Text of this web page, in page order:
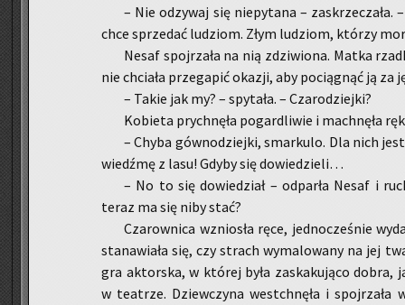
– Nie od­zy­waj się nie­py­ta­na – za­skrze­cza­ła.
chce sprze­dać lu­dziom. Złym lu­dziom, któ­rzy
Nesaf spoj­rza­ła na nią zdzi­wio­na. Matka
nie chcia­ła prze­ga­pić oka­zji, aby po­cią­gnąć ją za
– Takie jak my? – spy­ta­ła. – Cza­ro­dziej­ki?
Ko­bie­ta prych­nę­ła po­gar­dli­wie i mach­nę­ła
– Chyba gów­no­dziej­ki, smar­ku­lo. Dla nich
wiedź­mę z lasu! Gdyby się do­wie­dzie­li…
– No to się do­wie­dział – od­par­ła Nesaf i
teraz ma się niby stać?
Cza­row­ni­ca wznio­sła ręce, jed­no­cze­śnie
sta­na­wia­ła się, czy strach wy­ma­lo­wa­ny na jej
gra ak­tor­ska, w któ­rej była za­ska­ku­ją­co dobra,
w te­atrze. Dziew­czy­na wes­tchnę­ła i spoj­rza­ła